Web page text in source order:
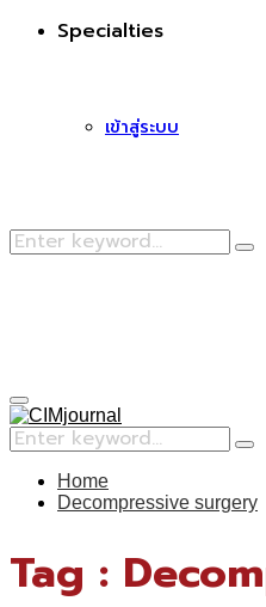
Specialties
เข้าสู่ระบบ
Search
Primary
Menu
Search
for:
Home
Decompressive surgery
Tag :